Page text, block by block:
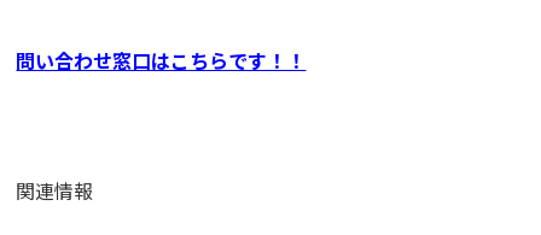
問い合わせ窓口はこちらです！！
関連情報